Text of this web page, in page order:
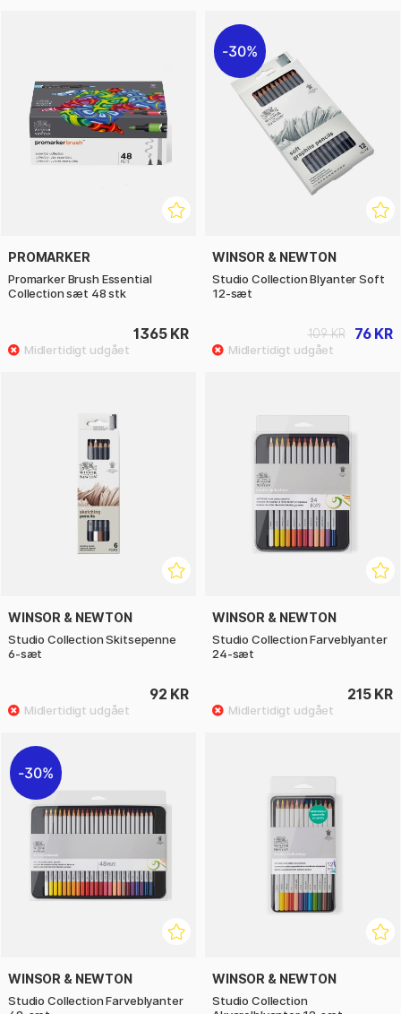
PROMARKER
Promarker Brush Essential
Collection sæt 48 stk
1365 KR
30%
WINSOR & NEWTON
Studio Collection Blyanter Soft
12-sæt
76 KR
109 KR
WINSOR & NEWTON
Studio Collection Skitsepenne
6-sæt
92 KR
WINSOR & NEWTON
Studio Collection Farveblyanter
24-sæt
215 KR
30%
WINSOR & NEWTON
Studio Collection Farveblyanter
WINSOR & NEWTON
Studio Collection